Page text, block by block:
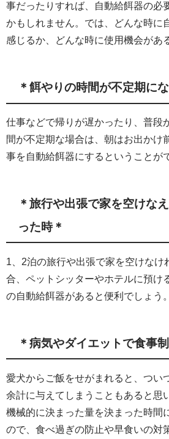
事だったりすれば、自動給餌器の必
かもしれません。では、どんな時に
感じるか、どんな時に使用機会があ
＊餌やりの時間が不定期に
仕事などで帰りが遅かったり、普段
間が不定期な場合は、朝はお出かけ
事を自動給餌器にするということが
＊旅行や出張で家を空けな
った時＊
1、2泊の旅行や出張で家を空けなけ
合、ペットシッターやホテルに預け
の自動給餌器があると便利でしょう。
＊病気やダイエットで食事
愛犬からご飯をせがまれると、つい
余計に与えてしまうこともあると思
機械的に決まった量を決まった時間
ので、食べ過ぎの防止や早食いの対